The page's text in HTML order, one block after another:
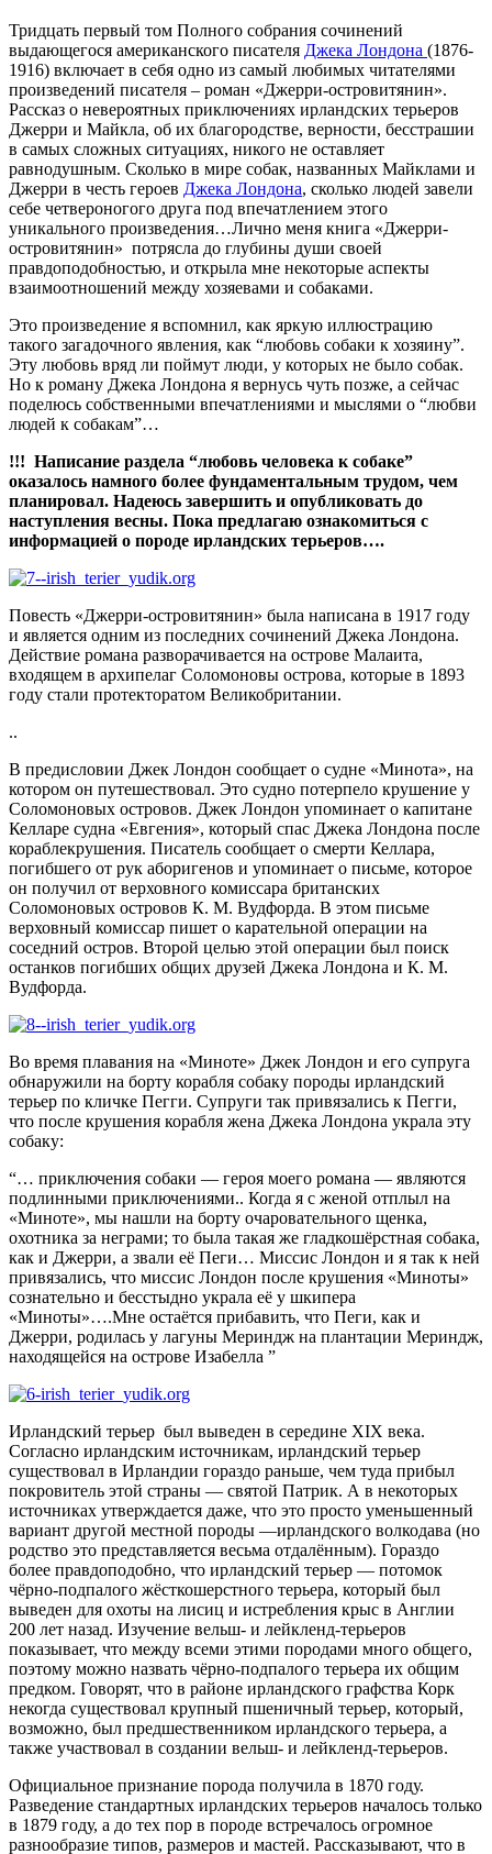
Тридцать первый том Полного собрания сочинений
выдающегося американского писателя Джека Лондона (1876-
1916) включает в себя одно из самый любимых читателями
произведений писателя – роман «Джерри-островитянин».
Рассказ о невероятных приключениях ирландских терьеров
Джерри и Майкла, об их благородстве, верности, бесстрашии
в самых сложных ситуациях, никого не оставляет
равнодушным. Сколько в мире собак, названных Майклами и
Джерри в честь героев Джека Лондона, сколько людей завели
себе четвероногого друга под впечатлением этого
уникального произведения…Лично меня книга «Джерри-
островитянин» потрясла до глубины души своей
правдоподобностью, и открыла мне некоторые аспекты
взаимоотношений между хозяевами и собаками.
Это произведение я вспомнил, как яркую иллюстрацию
такого загадочного явления, как “любовь собаки к хозяину”.
Эту любовь вряд ли поймут люди, у которых не было собак.
Но к роману Джека Лондона я вернусь чуть позже, а сейчас
поделюсь собственными впечатлениями и мыслями о “любви
людей к собакам”…
!!! Написание раздела “любовь человека к собаке”
оказалось намного более фундаментальным трудом, чем
планировал. Надеюсь завершить и опубликовать до
наступления весны. Пока предлагаю ознакомиться с
информацией о породе ирландских терьеров….
Повесть «Джерри-островитянин» была написана в 1917 году
и является одним из последних сочинений Джека Лондона.
Действие романа разворачивается на острове Малаита,
входящем в архипелаг Соломоновы острова, которые в 1893
году стали протекторатом Великобритании.
..
В предисловии Джек Лондон сообщает о судне «Минота», на
котором он путешествовал. Это судно потерпело крушение у
Соломоновых островов. Джек Лондон упоминает о капитане
Келларе судна «Евгения», который спас Джека Лондона после
кораблекрушения. Писатель сообщает о смерти Келлара,
погибшего от рук аборигенов и упоминает о письме, которое
он получил от верховного комиссара британских
Соломоновых островов К. М. Вудфорда. В этом письме
верховный комиссар пишет о карательной операции на
соседний остров. Второй целью этой операции был поиск
останков погибших общих друзей Джека Лондона и К. М.
Вудфорда.
Во время плавания на «Миноте» Джек Лондон и его супруга
обнаружили на борту корабля собаку породы ирландский
терьер по кличке Пегги. Супруги так привязались к Пегги,
что после крушения корабля жена Джека Лондона украла эту
собаку:
“… приключения собаки — героя моего романа — являются
подлинными приключениями.. Когда я с женой отплыл на
«Миноте», мы нашли на борту очаровательного щенка,
охотника за неграми; то была такая же гладкошёрстная собака,
как и Джерри, а звали её Пеги… Миссис Лондон и я так к ней
привязались, что миссис Лондон после крушения «Миноты»
сознательно и бесстыдно украла её у шкипера
«Миноты»….Мне остаётся прибавить, что Пеги, как и
Джерри, родилась у лагуны Мериндж на плантации Мериндж,
находящейся на острове Изабелла ”
Ирландский терьер был выведен в середине XIX века.
Согласно ирландским источникам, ирландский терьер
существовал в Ирландии гораздо раньше, чем туда прибыл
покровитель этой страны — святой Патрик. А в некоторых
источниках утверждается даже, что это просто уменьшенный
вариант другой местной породы —ирландского волкодава (но
родство это представляется весьма отдалённым). Гораздо
более правдоподобно, что ирландский терьер — потомок
чёрно-подпалого жёсткошерстного терьера, который был
выведен для охоты на лисиц и истребления крыс в Англии
200 лет назад. Изучение вельш- и лейкленд-терьеров
показывает, что между всеми этими породами много общего,
поэтому можно назвать чёрно-подпалого терьера их общим
предком. Говорят, что в районе ирландского графства Корк
некогда существовал крупный пшеничный терьер, который,
возможно, был предшественником ирландского терьера, а
также участвовал в создании вельш- и лейкленд-терьеров.
Официальное признание порода получила в 1870 году.
Разведение стандартных ирландских терьеров началось только
в 1879 году, а до тех пор в породе встречалось огромное
разнообразие типов, размеров и мастей. Рассказывают, что в